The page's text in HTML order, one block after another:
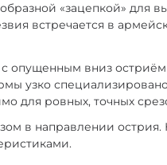
«зацепкой» для
встречается в
с опущенным вниз
узко
для ровных, точных
в направлении